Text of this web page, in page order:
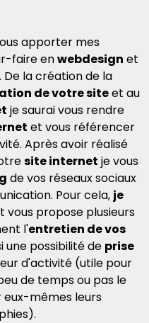
apporter mes
faire enwebdesign et
De la création de la
de votre siteet au
je saurai vous rendre
et vous référencer
Après avoir réalisé
site internet je vous
de vos réseaux sociaux
Pour cela, je
vous propose plusieurs
l'entretien de vos
une possibilité de prise
d'activité (utile pour
de temps ou pas le
mêmes leurs